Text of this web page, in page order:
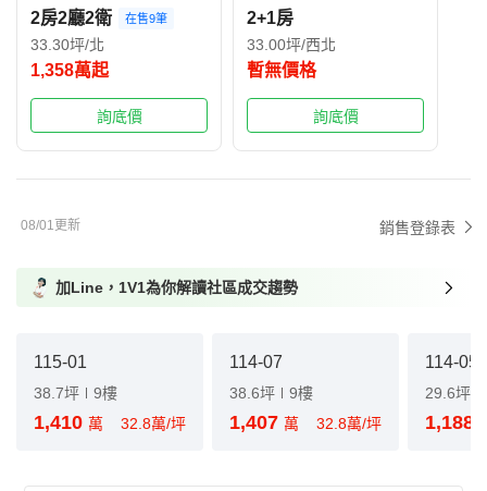
2房2廳2衛 在售9筆
33.30坪/北
1,358萬起
詢底價
2+1房
33.00坪/西北
暫無價格
詢底價
08/01更新 銷售登錄表
加Line，1V1為你解讀社區成交趨勢
115-01
38.7坪 9樓
1,410 萬 32.8萬/坪
114-07
38.6坪 9樓
1,407 萬 32.8萬/坪
114-05
29.6坪
1,188